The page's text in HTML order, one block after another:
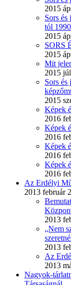
2015
Sors
tól
2015
SORS
2015
Mit
2015
Sors
2015
Képek
2016
Képek
2016
Képek
2016
Képek
2016
Az Erdélyi
2013 február
2013
„Nem
2013
Az
2013
Nagyok-